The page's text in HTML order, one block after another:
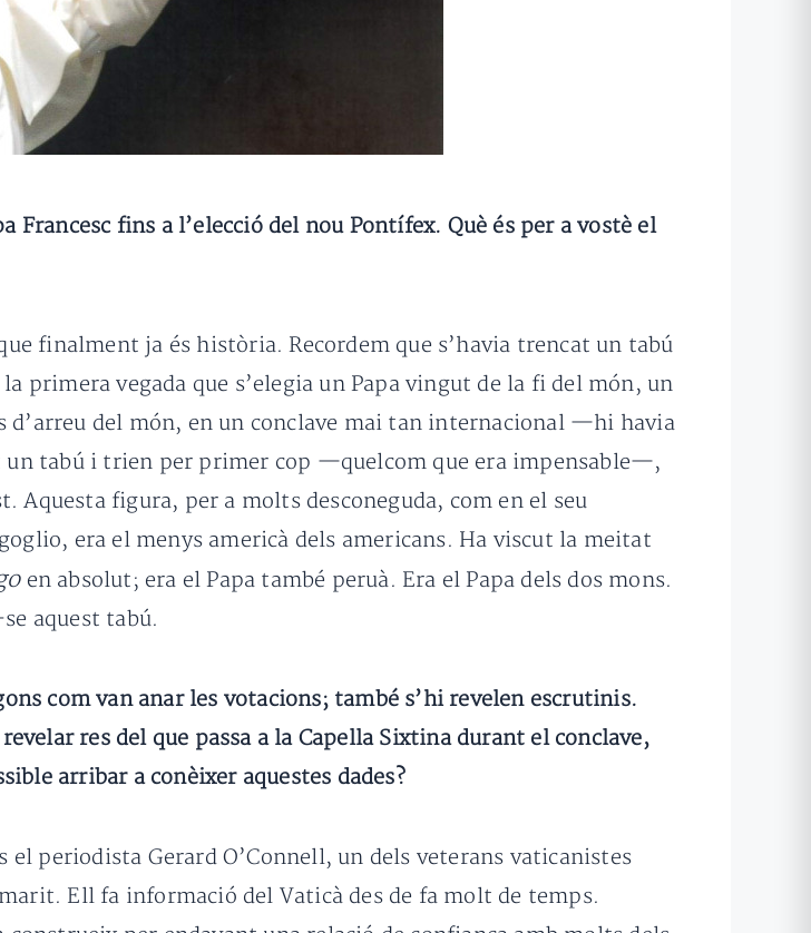
fins a l’elecció del nou Pontífex. Què és per a vostè el
finalment ja és història. Recordem que s’havia trencat un tabú
primera vegada que s’elegia un Papa vingut de la fi del món, un
d’arreu del món, en un conclave mai tan internacional —hi havia
tabú i trien per primer cop —quelcom que era impensable—,
Aquesta figura, per a molts desconeguda, com en el seu
era el menys americà dels americans. Ha viscut la meitat
en absolut; era el Papa també peruà. Era el Papa dels dos mons.
aquest tabú.
com van anar les votacions; també s’hi revelen escrutinis.
res del que passa a la Capella Sixtina durant el conclave,
arribar a conèixer aquestes dades?
el periodista Gerard O’Connell, un dels veterans vaticanistes
Ell fa informació del Vaticà des de fa molt de temps.